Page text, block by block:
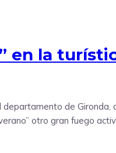
en la
departamento de
otro gran fuego